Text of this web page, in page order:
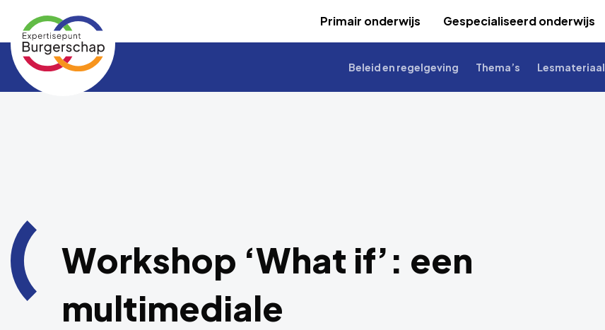
Expertisepunt
Burgerschap
Primair onderwijs Gespecialiseerd onderwijs
Beleid en regelgeving Thema’s Lesmateriaal
Workshop ‘What if’: een
multimediale